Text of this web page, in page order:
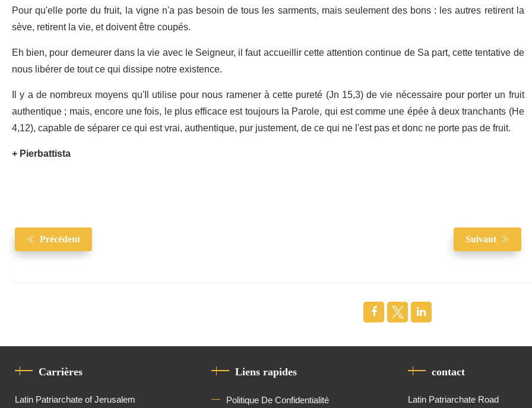
Pour qu'elle porte du fruit, la vigne n'a pas besoin de tous les sarments, mais seulement des bons : les autres retirent la
sève, retirent la vie, et doivent être coupés.
Eh bien, pour demeurer dans la vie avec le Seigneur, il faut accueillir cette attention continue de Sa part, cette tentative de
nous libérer de tout ce qui dissipe notre existence.
Il y a de nombreux moyens qu'Il utilise pour nous ramener à cette pureté (Jn 15,3) de vie nécessaire pour porter un fruit
authentique ; mais, encore une fois, le plus efficace est toujours la Parole, qui est comme une épée à deux tranchants (He
4,12), capable de séparer ce qui est vrai, authentique, pur justement, de ce qui ne l'est pas et donc ne porte pas de fruit.
+ Pierbattista
Précédent Suivant
Carrières
Latin Patriarchate of Jerusalem
Liens rapides
Politique De Confidentialité
contact
Latin Patriarchate Road